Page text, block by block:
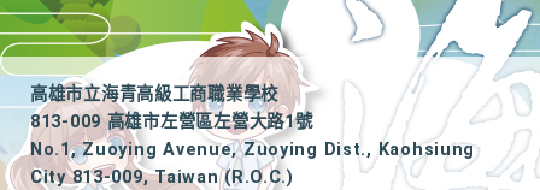
高雄市立海青高級工商職業學校
813-009 高雄市左營區左營大路1號
No.1, Zuoying Avenue, Zuoying Dist., Kaohsiung
City 813-009, Taiwan (R.O.C.)